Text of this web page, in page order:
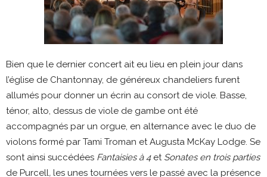
Bien que le dernier concert ait eu lieu en plein jour dans
l’église de Chantonnay, de généreux chandeliers furent
allumés pour donner un écrin au consort de viole. Basse,
ténor, alto, dessus de viole de gambe ont été
accompagnés par un orgue, en alternance avec le duo de
violons formé par Tami Troman et Augusta McKay Lodge. Se
sont ainsi succédées Fantaisies à 4et Sonates en trois parties
de Purcell, les unes tournées vers le passé avec la présence